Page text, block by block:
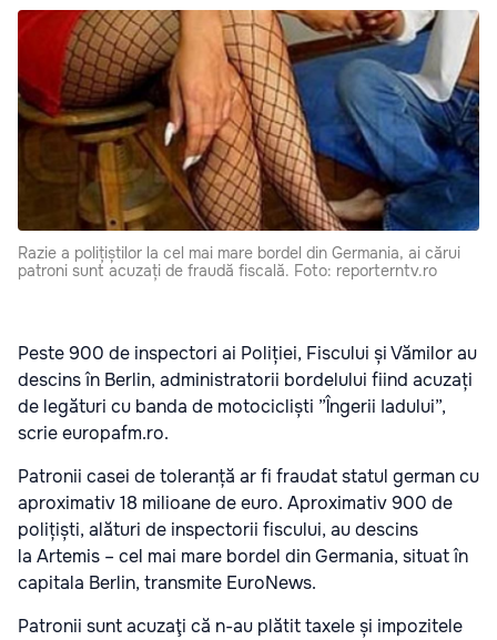
Razie a polițiștilor la cel mai mare bordel din Germania, ai cărui
patroni sunt acuzați de fraudă fiscală. Foto: reporterntv.ro
Peste 900 de inspectori ai Poliției, Fiscului și Vămilor au
descins în Berlin, administratorii bordelului fiind acuzați
de legături cu banda de motocicliști ”Îngerii Iadului”,
scrie europafm.ro.
Patronii casei de toleranță ar fi fraudat statul german cu
aproximativ 18 milioane de euro. Aproximativ 900 de
polițiști, alături de inspectorii fiscului, au descins
la Artemis – cel mai mare bordel din Germania, situat în
capitala Berlin, transmite EuroNews.
Patronii sunt acuzaţi că n-au plătit taxele și impozitele